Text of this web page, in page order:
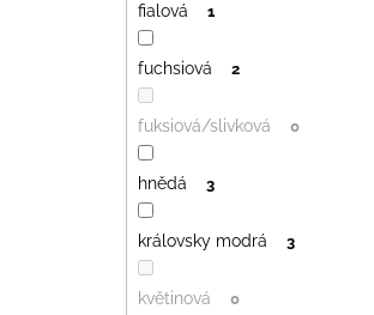
fialová 1
fuchsiová 2
fuksiová/slivková 0
hnědá 3
královsky modrá 3
květinová 0